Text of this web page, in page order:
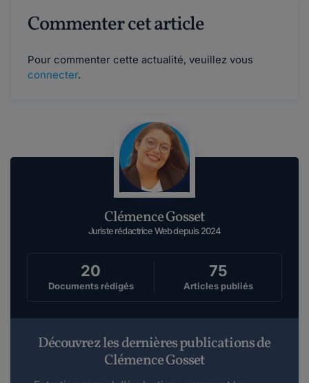
Commenter cet article
Pour commenter cette actualité, veuillez vous
connecter.
Clémence Gosset
Juriste rédactrice Web depuis 2024
20
Documents rédigés
75
Articles publiés
Découvrez les dernières publications de
Clémence Gosset